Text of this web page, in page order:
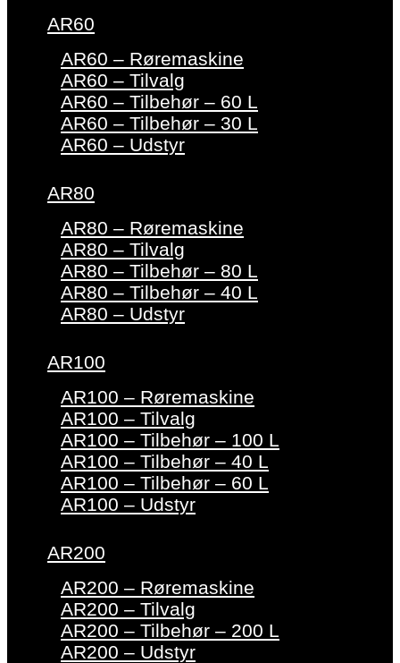
AR60
AR60 – Røremaskine
AR60 – Tilvalg
AR60 – Tilbehør – 60 L
AR60 – Tilbehør – 30 L
AR60 – Udstyr
AR80
AR80 – Røremaskine
AR80 – Tilvalg
AR80 – Tilbehør – 80 L
AR80 – Tilbehør – 40 L
AR80 – Udstyr
AR100
AR100 – Røremaskine
AR100 – Tilvalg
AR100 – Tilbehør – 100 L
AR100 – Tilbehør – 40 L
AR100 – Tilbehør – 60 L
AR100 – Udstyr
AR200
AR200 – Røremaskine
AR200 – Tilvalg
AR200 – Tilbehør – 200 L
AR200 – Udstyr